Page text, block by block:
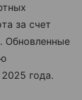
за счет
Обновленные
года.